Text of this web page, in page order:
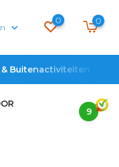
0 0
Buitenactiviteiten
9